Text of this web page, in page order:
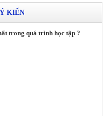
KIẾN
trong quá trình học tập ?